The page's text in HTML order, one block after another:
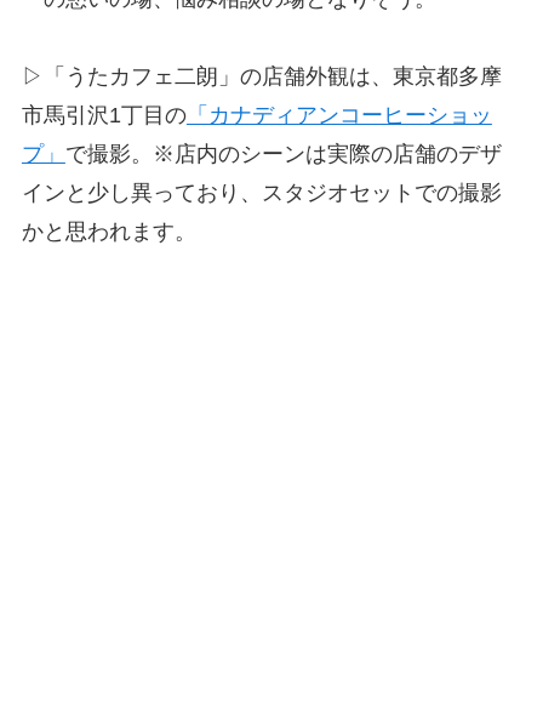
▷「うたカフェ二朗」の店舗外観は、東京都多摩
市馬引沢1丁目の「カナディアンコーヒーショッ
プ」 で撮影。※店内のシーンは実際の店舗のデザ
インと少し異っており、スタジオセットでの撮影
かと思われます。